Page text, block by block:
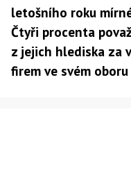
letošního roku
Čtyři procenta
z jejich hlediska za
firem ve svém